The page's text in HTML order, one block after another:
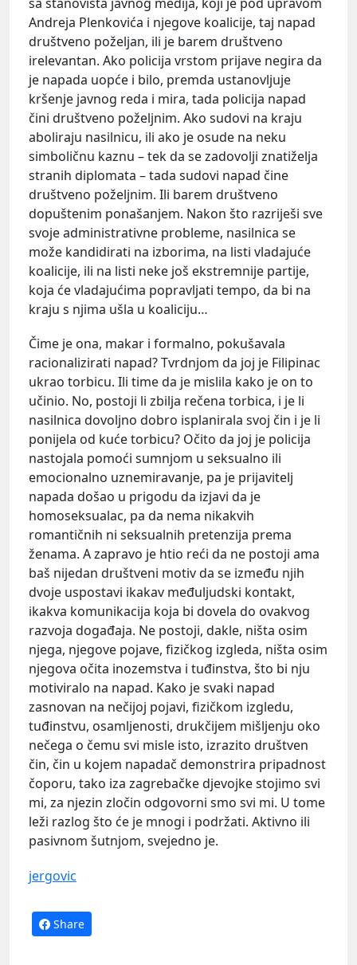
Andreja Plenkovića i njegove koalicije, taj napad
društveno poželjan, ili je barem društveno
irelevantan. Ako policija vrstom prijave negira da
je napada uopće i bilo, premda ustanovljuje
kršenje javnog reda i mira, tada policija napad
čini društveno poželjnim. Ako sudovi na kraju
aboliraju nasilnicu, ili ako je osude na neku
simboličnu kaznu – tek da se zadovolji znatiželja
stranih diplomata – tada sudovi napad čine
društveno poželjnim. Ili barem društveno
dopuštenim ponašanjem. Nakon što razriješi sve
svoje administrativne probleme, nasilnica se
može kandidirati na izborima, na listi vladajuće
koalicije, ili na listi neke još ekstremnije partije,
koja će vladajućima popravljati tempo, da bi na
kraju s njima ušla u koaliciju…
Čime je ona, makar i formalno, pokušavala
racionalizirati napad? Tvrdnjom da joj je Filipinac
ukrao torbicu. Ili time da je mislila kako je on to
učinio. No, postoji li zbilja rečena torbica, i je li
nasilnica dovoljno dobro isplanirala svoj čin i je li
ponijela od kuće torbicu? Očito da joj je policija
nastojala pomoći sumnjom u seksualno ili
emocionalno uznemiravanje, pa je prijavitelj
napada došao u prigodu da izjavi da je
homoseksualac, pa da nema nikakvih
romantičnih ni seksualnih pretenzija prema
ženama. A zapravo je htio reći da ne postoji ama
baš nijedan društveni motiv da se između njih
dvoje uspostavi ikakav međuljudski kontakt,
ikakva komunikacija koja bi dovela do ovakvog
razvoja događaja. Ne postoji, dakle, ništa osim
njega, njegove pojave, fizičkog izgleda, ništa osim
njegova očita inozemstva i tuđinstva, što bi nju
motiviralo na napad. Kako je svaki napad
zasnovan na nečijoj pojavi, fizičkom izgledu,
tuđinstvu, osamljenosti, drukčijem mišljenju oko
nečega o čemu svi misle isto, izrazito društven
čin, čin u kojem napadač demonstrira pripadnost
čoporu, tako iza zagrebačke djevojke stojimo svi
mi, za njezin zločin odgovorni smo svi mi. U tome
leži razlog što će je mnogi i podržati. Aktivno ili
pasivnom šutnjom, svejedno je.
jergovic
Share